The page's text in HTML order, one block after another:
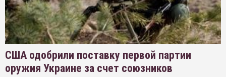
США одобрили поставку первой партии
оружия Украине за счет союзников